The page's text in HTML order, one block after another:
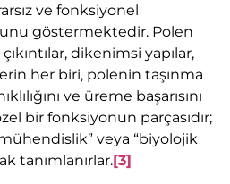
ve fonksiyonel
göstermektedir. Polen
dikenimsi yapılar,
her biri, polenin taşınma
ve üreme başarısını
bir fonksiyonun parçasıdır;
veya “biyolojik
tanımlanırlar.[3]